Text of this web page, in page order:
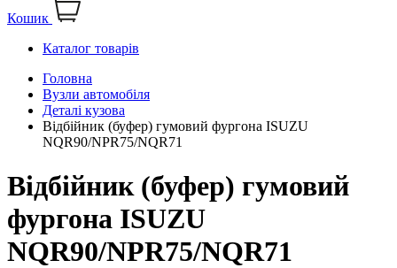
Кошик
Каталог товарів
Головна
Вузли автомобіля
Деталі кузова
Відбійник (буфер) гумовий фургона ISUZU
NQR90/NPR75/NQR71
Відбійник (буфер) гумовий
фургона ISUZU
NQR90/NPR75/NQR71